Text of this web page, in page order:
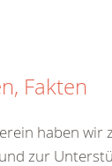
Fakten
haben wir
zur